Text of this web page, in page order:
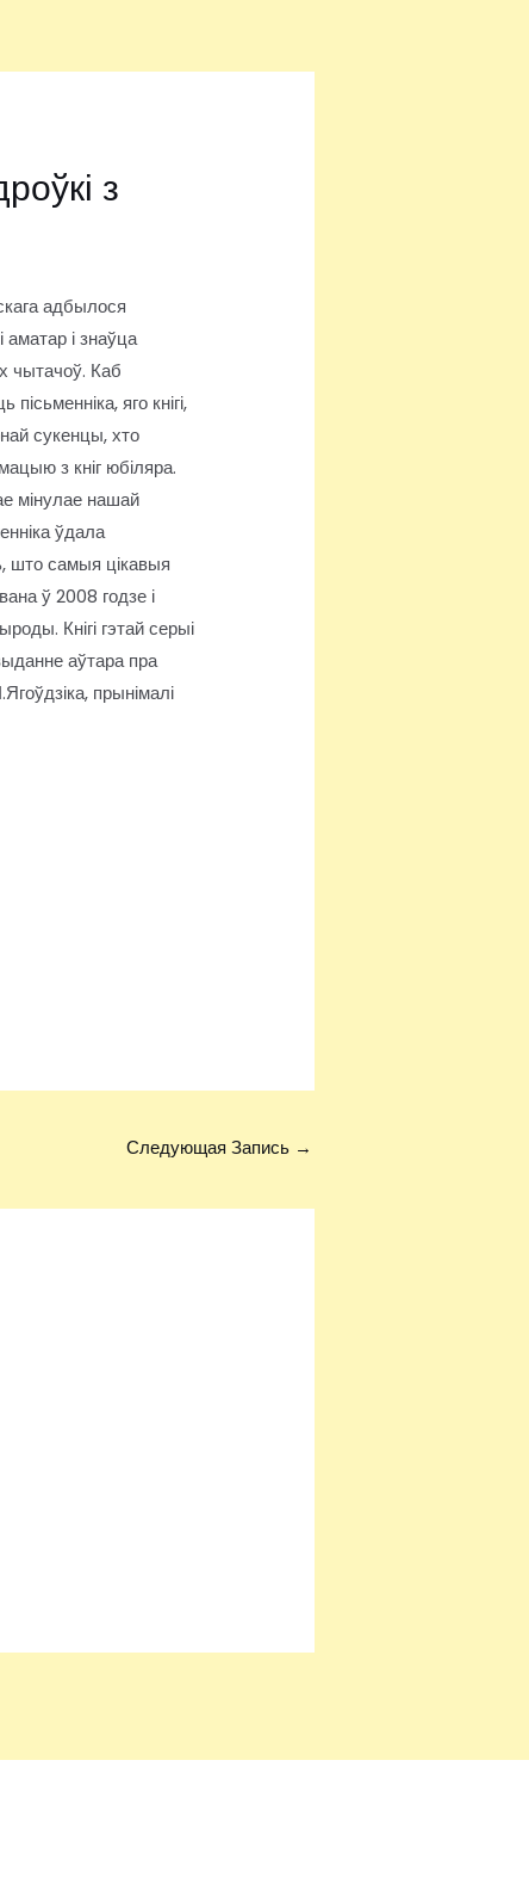
з
адбылося
аматар і знаўца
чытачоў. Каб
яго кнігі,
сукенцы, хто
з кніг юбіляра.
мінулае нашай
ўдала
што самыя цікавыя
ў 2008 годзе і
Кнігі гэтай серыі
аўтара пра
прынімалі
Следующая Запись →